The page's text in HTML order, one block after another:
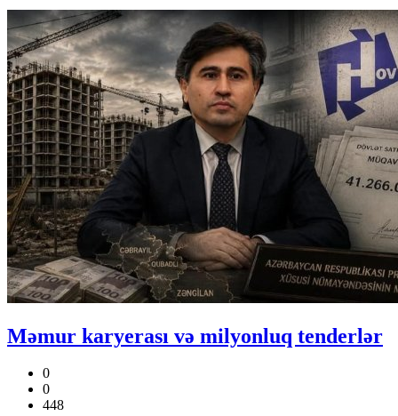
Məmur karyerası və milyonluq tenderlər
0
0
448